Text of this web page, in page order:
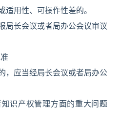
适用性、可操作性差的。
局长会议或者局办公会议审议
，应当经局长会议或者局办公
知识产权管理方面的重大问题